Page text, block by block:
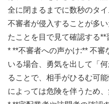
全に閉まるまでに数秒のタ
不審者が侵入することが多
たことを目で見て確認する**
* **不審者への声かけ:** 不審
いる場合、勇気を出して「
ることで、相手がひるむ可
によっては危険を伴うため、